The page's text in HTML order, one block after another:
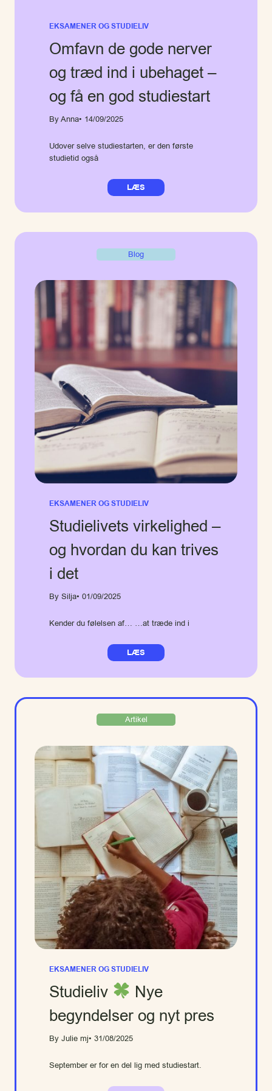
EKSAMENER OG STUDIELIV
Omfavn de gode nerver
og træd ind i ubehaget –
og få en god studiestart
By Anna• 14/09/2025
Udover selve studiestarten, er den første
studietid også
LÆS
Blog
EKSAMENER OG STUDIELIV
Studielivets virkelighed –
og hvordan du kan trives
i det
By Silja• 01/09/2025
Kender du følelsen af… …at træde ind i
LÆS
Artikel
EKSAMENER OG STUDIELIV
Studieliv
Nye
begyndelser og nyt pres
By Julie mj• 31/08/2025
September er for en del lig med studiestart.